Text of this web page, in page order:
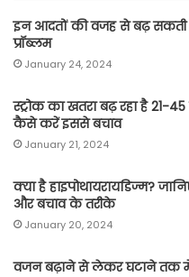
इन आदतों की वजह से बढ़
प्रॉब्लम
January 24, 2024
स्ट्रोक का खतरा बढ़ रहा है 21-
कैसे करें इससे बचाव
January 21, 2024
क्या है हाइपोथायरायडिज्म?
और बचाव के तरीके
January 20, 2024
वजन बढ़ाने से लेकर घटाने तक में